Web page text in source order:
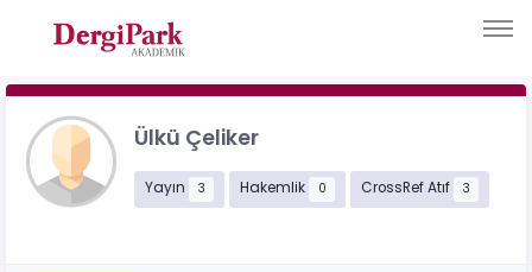
Ülkü Çeliker
Yayın 3 Hakemlik 0 CrossRef Atıf 3